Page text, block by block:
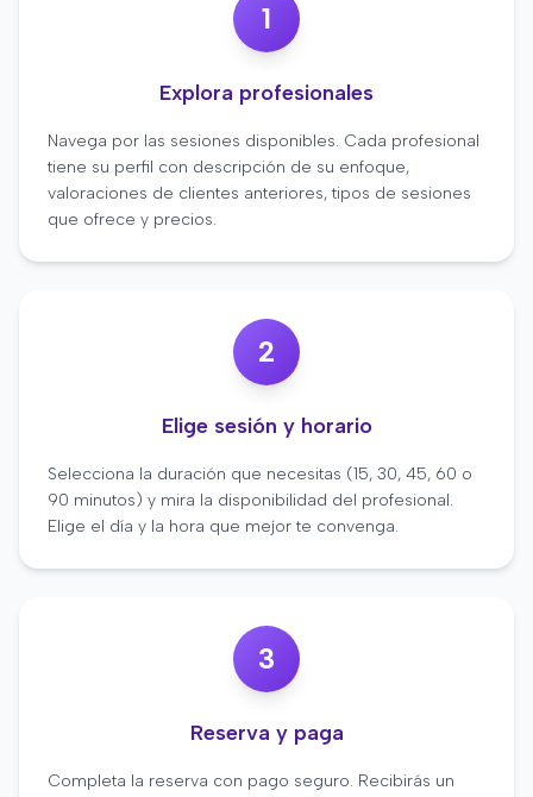
1
Explora profesionales
Navega por las sesiones disponibles. Cada profesional
tiene su perfil con descripción de su enfoque,
valoraciones de clientes anteriores, tipos de sesiones
que ofrece y precios.
2
Elige sesión y horario
Selecciona la duración que necesitas (15, 30, 45, 60 o
90 minutos) y mira la disponibilidad del profesional.
Elige el día y la hora que mejor te convenga.
3
Reserva y paga
Completa la reserva con pago seguro. Recibirás un